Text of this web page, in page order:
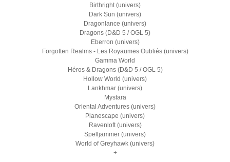
Birthright (univers)
Dark Sun (univers)
Dragonlance (univers)
Dragons (D&D 5 / OGL 5)
Eberron (univers)
Forgotten Realms - Les Royaumes Oubliés (univers)
Gamma World
Héros & Dragons (D&D 5 / OGL 5)
Hollow World (univers)
Lankhmar (univers)
Mystara
Oriental Adventures (univers)
Planescape (univers)
Ravenloft (univers)
Spelljammer (univers)
World of Greyhawk (univers)
+